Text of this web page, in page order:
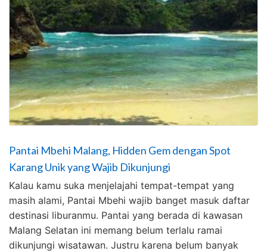
Pantai Mbehi Malang, Hidden Gem dengan Spot
Karang Unik yang Wajib Dikunjungi
Kalau kamu suka menjelajahi tempat-tempat yang
masih alami, Pantai Mbehi wajib banget masuk daftar
destinasi liburanmu. Pantai yang berada di kawasan
Malang Selatan ini memang belum terlalu ramai
dikunjungi wisatawan. Justru karena belum banyak